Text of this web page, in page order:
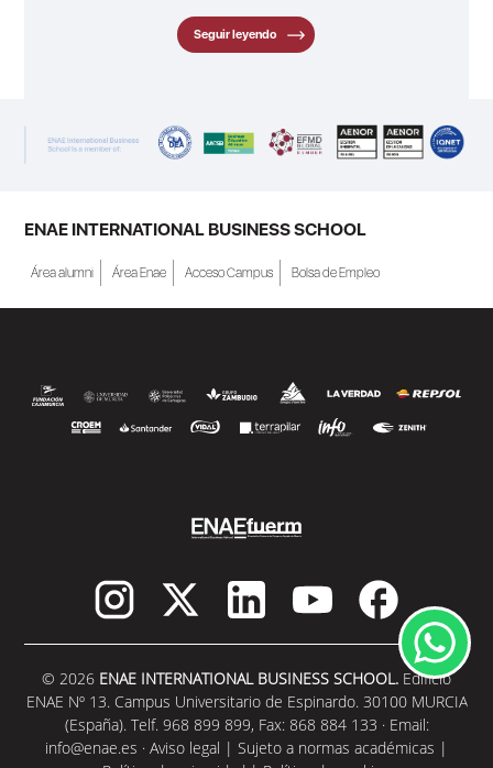
Seguir leyendo
ENAE INTERNATIONAL BUSINESS SCHOOL
Área alumni Área Enae Acceso Campus Bolsa de Empleo
© 2026 ENAE INTERNATIONAL BUSINESS SCHOOL. Edificio
ENAE Nº 13. Campus Universitario de Espinardo. 30100 MURCIA
(España). Telf. 968 899 899, Fax: 868 884 133 · Email:
info@enae.es · Aviso legal | Sujeto a normas académicas |